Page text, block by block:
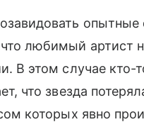
опытные
любимый артист
В этом случае кто-
что звезда
которых явно